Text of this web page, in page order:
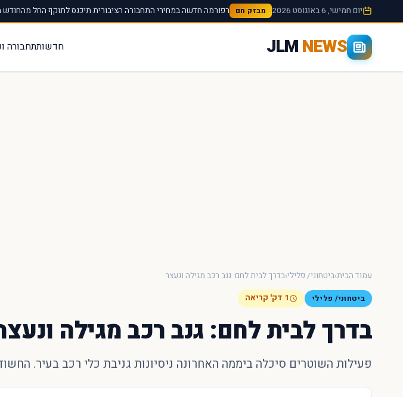
יום חמישי, 6 באוגוסט 2026 מבזק חם רפורמה חדשה במחירי התחבורה הציבורית תיכנס לתוקף החל מהחודש
JLMNEWS חדשותתחבורה
עמוד הבית›ביטחוני/ פלילי›בדרך לבית לחם: גנב רכב מגילה ונעצר
ביטחוני/ פלילי 1 דק' קריאה
בדרך לבית לחם: גנב רכב מגילה
פעילות השוטרים סיכלה ביממה האחרונה ניסיונות גניבת כלי רכב בעיר.